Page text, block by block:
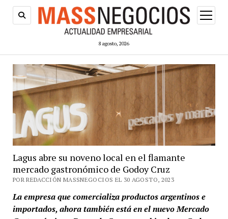
8 agosto, 2026
abrir
menú
Lagus abre su noveno local en el flamante
mercado gastronómico de Godoy Cruz
POR REDACCIÓN MASSNEGOCIOS EL 30 AGOSTO, 2023
La empresa que comercializa productos argentinos e
importados, ahora también está en el nuevo Mercado